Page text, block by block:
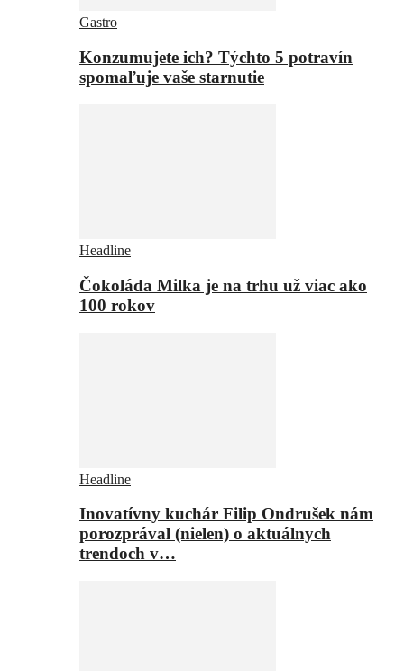
Gastro
Konzumujete ich? Týchto 5 potravín
spomaľuje vaše starnutie
Headline
Čokoláda Milka je na trhu už viac ako
100 rokov
Headline
Inovatívny kuchár Filip Ondrušek nám
porozprával (nielen) o aktuálnych
trendoch v…